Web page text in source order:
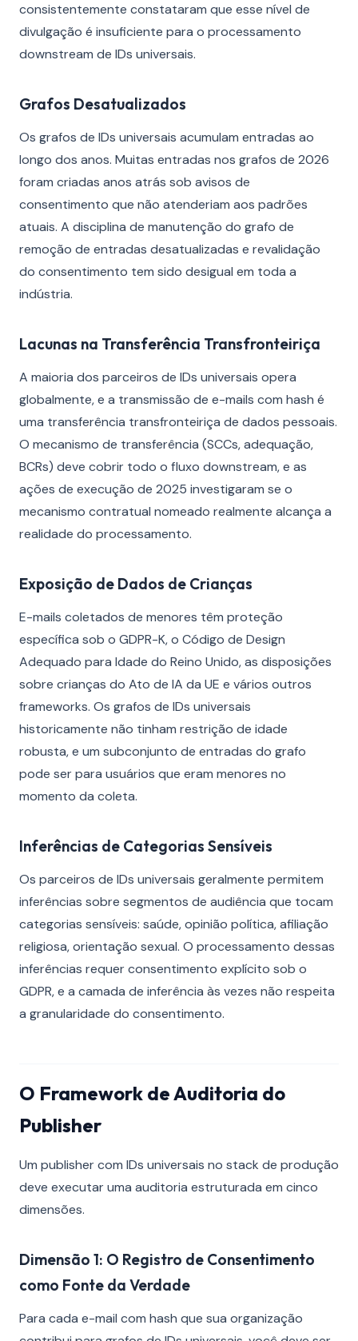
consistentemente constataram que esse nível de
divulgação é insuficiente para o processamento
downstream de IDs universais.
Grafos Desatualizados
Os grafos de IDs universais acumulam entradas ao
longo dos anos. Muitas entradas nos grafos de 2026
foram criadas anos atrás sob avisos de
consentimento que não atenderiam aos padrões
atuais. A disciplina de manutenção do grafo de
remoção de entradas desatualizadas e revalidação
do consentimento tem sido desigual em toda a
indústria.
Lacunas na Transferência Transfronteiriça
A maioria dos parceiros de IDs universais opera
globalmente, e a transmissão de e-mails com hash é
uma transferência transfronteiriça de dados pessoais.
O mecanismo de transferência (SCCs, adequação,
BCRs) deve cobrir todo o fluxo downstream, e as
ações de execução de 2025 investigaram se o
mecanismo contratual nomeado realmente alcança a
realidade do processamento.
Exposição de Dados de Crianças
E-mails coletados de menores têm proteção
específica sob o GDPR-K, o Código de Design
Adequado para Idade do Reino Unido, as disposições
sobre crianças do Ato de IA da UE e vários outros
frameworks. Os grafos de IDs universais
historicamente não tinham restrição de idade
robusta, e um subconjunto de entradas do grafo
pode ser para usuários que eram menores no
momento da coleta.
Inferências de Categorias Sensíveis
Os parceiros de IDs universais geralmente permitem
inferências sobre segmentos de audiência que tocam
categorias sensíveis: saúde, opinião política, afiliação
religiosa, orientação sexual. O processamento dessas
inferências requer consentimento explícito sob o
GDPR, e a camada de inferência às vezes não respeita
a granularidade do consentimento.
O Framework de Auditoria do
Publisher
Um publisher com IDs universais no stack de produção
deve executar uma auditoria estruturada em cinco
dimensões.
Dimensão 1: O Registro de Consentimento
como Fonte da Verdade
Para cada e-mail com hash que sua organização